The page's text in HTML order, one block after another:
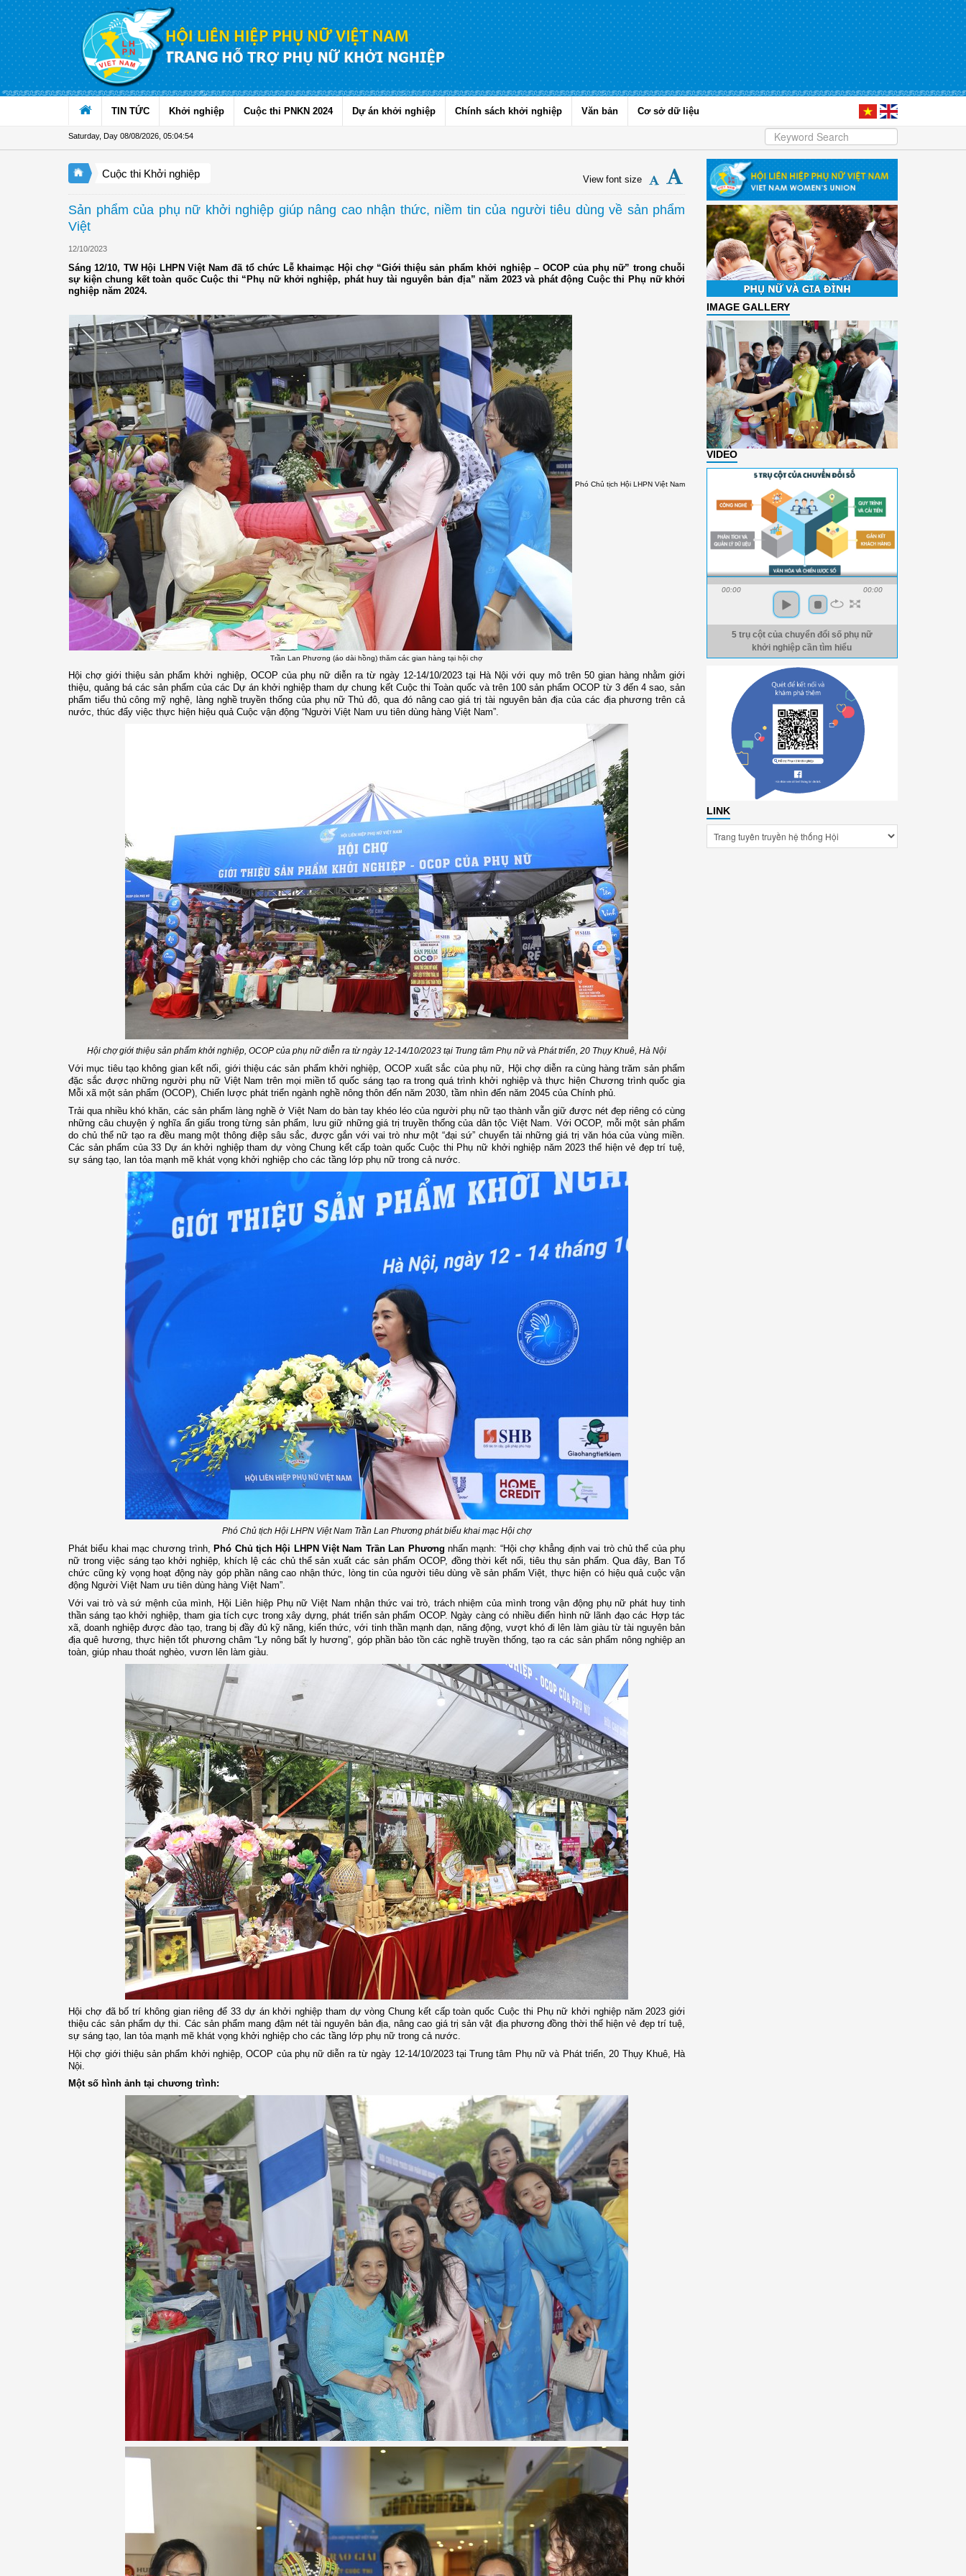
Skip to Content
TIN TỨC Khởi nghiệp Cuộc thi PNKN 2024 Dự án khởi nghiệp Chính sách khởi nghiệp Văn bản Cơ sở dữ liệu
Saturday, Day 08/08/2026 05:04:56
Cuộc thi Khởi nghiệp View font size
Sản phẩm của phụ nữ khởi nghiệp giúp nâng cao nhận thức, niềm tin của người tiêu dùng về sản phẩm
Việt
12/10/2023
Sáng 12/10, TW Hội LHPN Việt Nam đã tổ chức Lễ khaimạc Hội chợ “Giới thiệu sản phẩm khởi nghiệp – OCOP của phụ nữ” trong chuỗi
sự kiện chung kết toàn quốc Cuộc thi “Phụ nữ khởi nghiệp, phát huy tài nguyên bản địa” năm 2023 và phát động Cuộc thi Phụ nữ khởi
nghiệp năm 2024.
Phó Chủ tịch Hội LHPN Việt Nam
Trần Lan Phương (áo dài hồng) thăm các gian hàng tại hội chợ
Hội chợ giới thiệu sản phẩm khởi nghiệp, OCOP của phụ nữ diễn ra từ ngày 12-14/10/2023 tại Hà Nội với quy mô trên 50 gian hàng nhằm giới
thiệu, quảng bá các sản phẩm của các Dự án khởi nghiệp tham dự chung kết Cuộc thi Toàn quốc và trên 100 sản phẩm OCOP từ 3 đến 4 sao, sản
phẩm tiểu thủ công mỹ nghệ, làng nghề truyền thống của phụ nữ Thủ đô, qua đó nâng cao giá trị tài nguyên bản địa của các địa phương trên cả
nước, thúc đẩy việc thực hiện hiệu quả Cuộc vận động “Người Việt Nam ưu tiên dùng hàng Việt Nam”.
Hội chợ giới thiệu sản phẩm khởi nghiệp, OCOP của phụ nữ diễn ra từ ngày 12-14/10/2023 tại Trung tâm Phụ nữ và Phát triển, 20 Thụy Khuê, Hà Nội
Với mục tiêu tạo không gian kết nối, giới thiệu các sản phẩm khởi nghiệp, OCOP xuất sắc của phụ nữ, Hội chợ diễn ra cùng hàng trăm sản phẩm
đặc sắc được những người phụ nữ Việt Nam trên mọi miền tổ quốc sáng tạo ra trong quá trình khởi nghiệp và thực hiện Chương trình quốc gia
Mỗi xã một sản phẩm (OCOP), Chiến lược phát triển ngành nghề nông thôn đến năm 2030, tầm nhìn đến năm 2045 của Chính phủ.
Trải qua nhiều khó khăn, các sản phẩm làng nghề ở Việt Nam do bàn tay khéo léo của người phụ nữ tạo thành vẫn giữ được nét đẹp riêng có cùng
những câu chuyện ý nghĩa ẩn giấu trong từng sản phẩm, lưu giữ những giá trị truyền thống của dân tộc Việt Nam. Với OCOP, mỗi một sản phẩm
do chủ thể nữ tạo ra đều mang một thông điệp sâu sắc, được gắn với vai trò như một “đại sứ” chuyển tải những giá trị văn hóa của vùng miền.
Các sản phẩm của 33 Dự án khởi nghiệp tham dự vòng Chung kết cấp toàn quốc Cuộc thi Phụ nữ khởi nghiệp năm 2023 thể hiện vẻ đẹp trí tuệ,
sự sáng tạo, lan tỏa mạnh mẽ khát vọng khởi nghiệp cho các tầng lớp phụ nữ trong cả nước.
Phó Chủ tịch Hội LHPN Việt Nam Trần Lan Phương phát biểu khai mạc Hội chợ
Phát biểu khai mạc chương trình,Phó Chủ tịch Hội LHPN Việt Nam Trần Lan Phương nhấn mạnh: “Hội chợ khẳng định vai trò chủ thể củaphụ
nữ trong việc sáng tạo khởi nghiệp, khích lệ các chủ thể sản xuất các sản phẩm OCOP, đồng thời kết nối, tiêu thụ sản phẩm. Qua đây, Ban Tổ
chức cũng kỳ vọng hoạt động này góp phần nâng cao nhận thức, lòng tin của người tiêu dùng về sản phẩm Việt, thực hiện có hiệu quả cuộc vận
động Người Việt Nam ưu tiên dùng hàng Việt Nam”.
Với vai trò và sứ mệnh của mình, Hội Liên hiệp Phụ nữ Việt Nam nhận thức vai trò, trách nhiệm của mình trong vận động phụ nữ phát huy tinh
thần sáng tạo khởi nghiệp, tham gia tích cực trong xây dựng, phát triển sản phẩm OCOP. Ngày càng có nhiều điển hình nữ lãnh đạo các Hợp tác
xã, doanh nghiệp được đào tạo, trang bị đầy đủ kỹ năng, kiến thức, với tinh thần mạnh dạn, năng động, vượt khó đi lên làm giàu từ tài nguyên bản
địa quê hương, thực hiện tốt phương châm “Ly nông bất ly hương”, góp phần bảo tồn các nghề truyền thống, tạo ra các sản phẩm nông nghiệp an
toàn, giúp nhau thoát nghèo, vươn lên làm giàu.
Hội chợ đã bố trí không gian riêng để 33 dự án khởi nghiệp tham dự vòng Chung kết cấp toàn quốc Cuộc thi Phụ nữ khởi nghiệp năm 2023giới
thiệu các sản phẩm dự thi. Các sản phẩm mang đậm nét tài nguyên bản địa, nâng cao giá trị sản vật địa phương đồng thời thể hiện vẻ đẹp trí tuệ,
sự sáng tạo, lan tỏa mạnh mẽ khát vọng khởi nghiệp cho các tầng lớp phụ nữ trong cả nước.
Hội chợ giới thiệu sản phẩm khởi nghiệp, OCOP của phụ nữ diễn ra từ ngày 12-14/10/2023 tại Trung tâm Phụ nữ và Phát triển, 20 Thụy Khuê, Hà
Nội.
Một số hình ảnh tại chương trình:
IMAGE GALLERY
VIDEO
00:00 00:00
5 trụ cột của chuyển đổi số phụ nữ
khởi nghiệp cần tìm hiểu
LINK